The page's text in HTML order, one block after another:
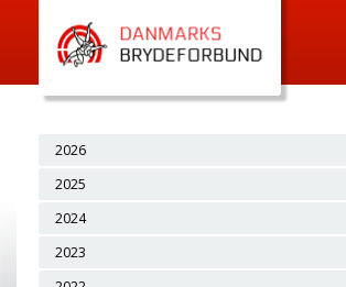
2026
2025
2024
2023